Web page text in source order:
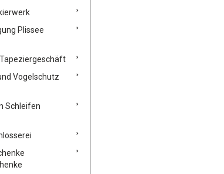
Plissee
Vogelschutz
Schleifen